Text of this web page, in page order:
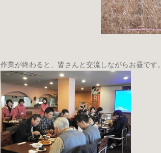
作業が終わると、皆さんと交流しながらお昼です。